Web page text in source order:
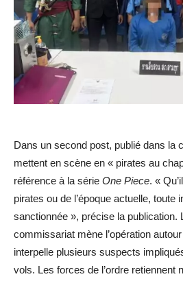
Dans un second post, publié dans la
mettent en scène en « pirates au
référence à la série One Piece. «
pirates ou de l’époque actuelle, toute
sanctionnée », précise la publication.
commissariat mène l’opération
interpelle plusieurs suspects
vols. Les forces de l’ordre retiennent